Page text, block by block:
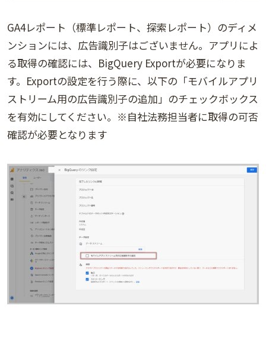
GA4レポート（標準レポート、探索レポート）のディメ
ンションには、広告識別子はございません。アプリによ
る取得の確認には、BigQuery Exportが必要になりま
す。Exportの設定を行う際に、以下の「モバイルアプリ
ストリーム用の広告識別子の追加」のチェックボックス
を有効にしてください。※自社法務担当者に取得の可否
確認が必要となります